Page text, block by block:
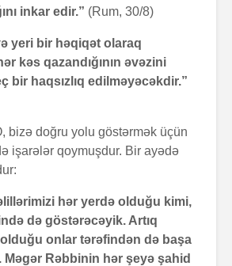
inkar edir.” (Rum, 30/8)
yeri bir həqiqət olaraq
kəs qazandığının əvəzini
bir haqsızlıq edilməyəcəkdir.”
bizə doğru yolu göstərmək üçün
işarələr qoymuşdur. Bir ayədə
hər yerdə olduğu kimi,
də göstərəcəyik. Artıq
onlar tərəfindən də başa
Rəbbinin hər şeyə şahid